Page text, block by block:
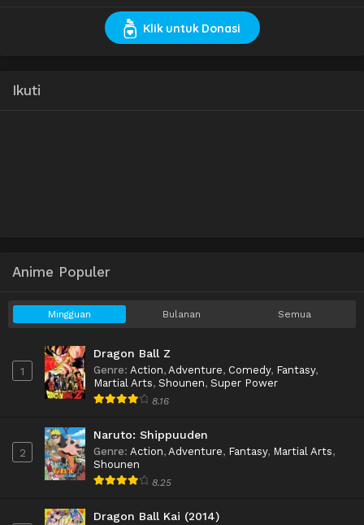
Klik untuk Donasi
Ikuti
Anime Populer
Mingguan Bulanan Semua
1
Dragon Ball Z
Genre: Action, Adventure, Comedy, Fantasy,
Martial Arts, Shounen, Super Power
8.16
2
Naruto: Shippuuden
Genre: Action, Adventure, Fantasy, Martial Arts,
Shounen
8.25
Dragon Ball Kai (2014)